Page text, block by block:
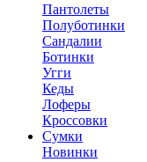
Пантолеты
Полуботинки
Сандалии
Ботинки
Угги
Кеды
Лоферы
Кроссовки
Сумки
Новинки